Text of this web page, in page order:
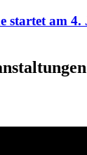
startet am 4.